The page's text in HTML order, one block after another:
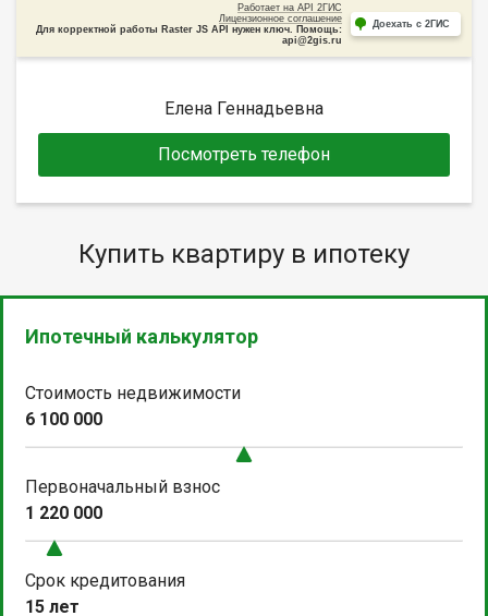
Работает на API 2ГИС
Лицензионное соглашение
Для корректной работы Raster JS API нужен ключ. Помощь:
api@2gis.ru
Доехать с 2ГИС
Елена Геннадьевна
Посмотреть телефон
Купить квартиру в ипотеку
Ипотечный калькулятор
Стоимость недвижимости
6 100 000
Первоначальный взнос
1 220 000
Срок кредитования
15 лет